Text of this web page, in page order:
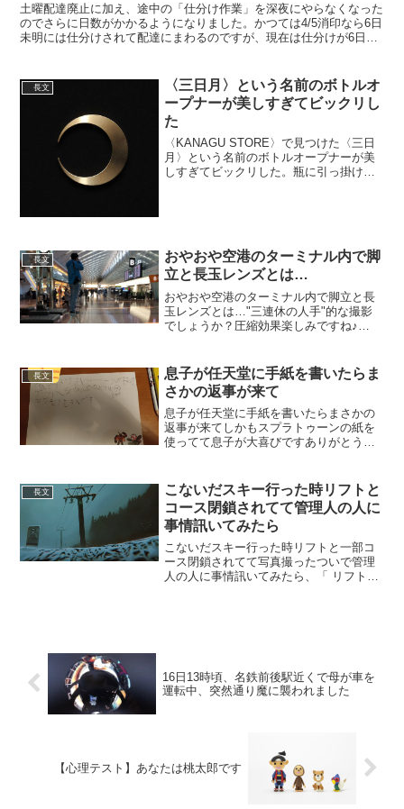
土曜配達廃止に加え、途中の「仕分け作業」を深夜にやらなくなった
のでさらに日数がかかるようになりました。かつては4/5消印なら6日
未明には仕分けされて配達にまわるのですが、現在は仕分けが6日の
長文
〈三日月〉という名前のボトルオ
ープナーが美しすぎてビックリし
た
〈KANAGU STORE〉で見つけた〈三日
月〉という名前のボトルオープナーが美
しすぎてビックリした。瓶に引っ掛けた
長文
おやおや空港のターミナル内で脚
立と長玉レンズとは…
おやおや空港のターミナル内で脚立と長
玉レンズとは…"三連休の人手"的な撮影
でしょうか？圧縮効果楽しみですね♪
9,...
長文
息子が任天堂に手紙を書いたらま
さかの返事が来て
息子が任天堂に手紙を書いたらまさかの
返事が来てしかもスプラトゥーンの紙を
使ってて息子が大喜びですありがとうご
(@rabbitkicks) 2019...
長文
こないだスキー行った時リフトと
コース閉鎖されてて管理人の人に
事情訊いてみたら
こないだスキー行った時リフトと一部コ
ース閉鎖されてて写真撮ったついで管理
人の人に事情訊いてみたら、「 リフトで
16日13時頃、名鉄前後駅近くで母が車を
運転中、突然通り魔に襲われました
【心理テスト】あなたは桃太郎です